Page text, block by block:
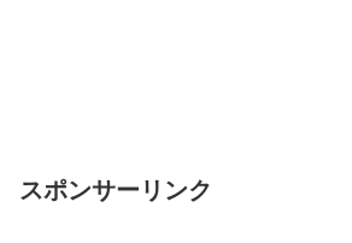
スポンサーリンク